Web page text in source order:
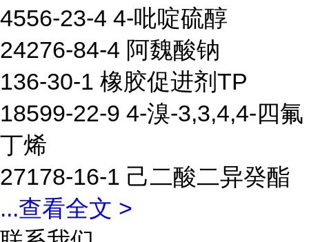
4556-23-4 4-吡啶硫醇
24276-84-4 阿魏酸钠
136-30-1 橡胶促进剂TP
18599-22-9 4-溴-3,3,4,4-四氟
丁烯
27178-16-1 己二酸二异癸酯
...查看全文 >